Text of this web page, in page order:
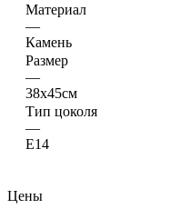
Материал
—
Камень
Размер
—
38х45см
Тип цоколя
—
E14
Цены